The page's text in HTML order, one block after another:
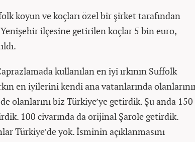
koyun ve koçları özel bir şirket tarafından
Yenişehir ilçesine getirilen koçlar 5 bin euro,
kullanılan en iyi ırkının Suffolk
en iyilerini kendi ana vatanlarında
olanlarını biz Türkiye’ye getirdik. Şu anda 150
100 civarında da orijinal Şarole getirdik.
Türkiye’de yok. İsminin açıklanmasını